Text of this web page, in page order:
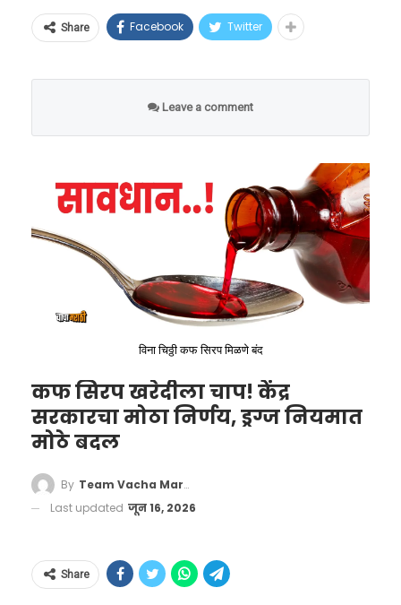
देशातील मेट्रो शहरांमध्ये
पेट्रोल-डिझेलचे दर
दिल्लीत पेट्रोलचा दर 94.76 रुपये आणि डिझेलचा दर
87.66 रुपये प्रति लिटर आहे.
मुंबईत पेट्रोलचा दर 104.19 रुपये तर डिझेलचा दर
92.13 रुपये प्रतिलिटर आहे.
कोलकात्यात पेट्रोलचा दर 103.93 रुपये आणि
डिझेलचा दर 90.74 रुपये प्रति लिटर आहे.
Share Facebook Twitter
Leave a comment
विना चिठ्ठी कफ सिरप मिळणे बंद
कफ सिरप खरेदीला चाप! केंद्र
सरकारचा मोठा निर्णय, ड्रग्ज नियमात
मोठे बदल
By Team Vacha Marathi
Last updated जून 16, 2026
Share